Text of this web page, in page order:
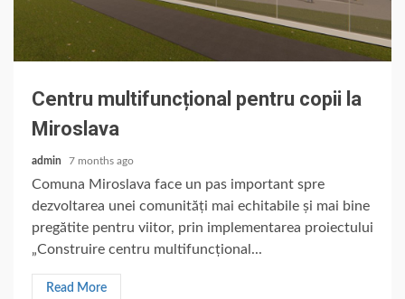
Centru multifuncțional pentru copii la
Miroslava
admin 7 months ago
Comuna Miroslava face un pas important spre
dezvoltarea unei comunități mai echitabile și mai bine
pregătite pentru viitor, prin implementarea proiectului
„Construire centru multifuncțional...
Read More